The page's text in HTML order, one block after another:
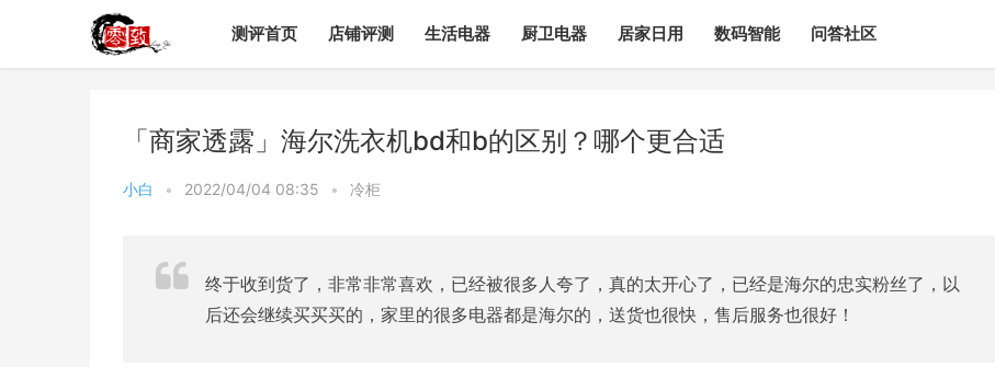
测评首页 店铺评测 生活电器 厨卫电器 居家日用 数码智能 问答社区
「商家透露」海尔洗衣机bd和b的区别？哪个更合适
小白 • 2022/04/04 08:35 • 冷柜
终于收到货了，非常非常喜欢，已经被很多人夸了，真的太开心了，已经是海尔的忠实粉丝了，以
后还会继续买买买的，家里的很多电器都是海尔的，送货也很快，售后服务也很好！